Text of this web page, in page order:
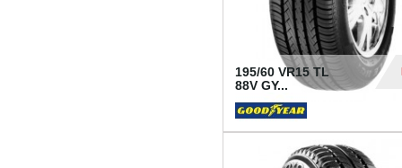
195/60 VR15 TL
88V GY...